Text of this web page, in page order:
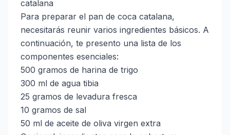
catalana
Para preparar el pan de coca catalana,
necesitarás reunir varios ingredientes básicos. A
continuación, te presento una lista de los
componentes esenciales:
500 gramos de harina de trigo
300 ml de agua tibia
25 gramos de levadura fresca
10 gramos de sal
50 ml de aceite de oliva virgen extra